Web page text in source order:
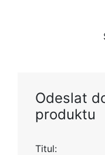
Odeslat
produktu
Titul: